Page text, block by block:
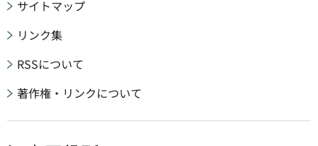
サイトマップ
リンク集
RSSについて
著作権・リンクについて